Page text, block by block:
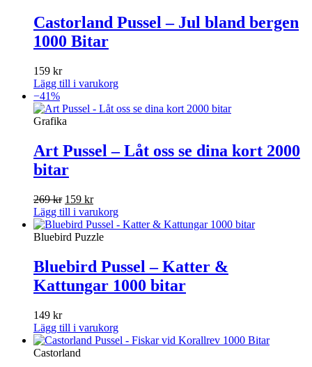
Castorland Pussel – Jul bland bergen
1000 Bitar
159 kr
Lägg till i varukorg
−41%
Grafika
Art Pussel – Låt oss se dina kort 2000
bitar
269kr Det
ursprungliga
priset
var:
159 krDet
nuvarande
priset
är:
Lägg till i varukorg
Bluebird Puzzle
Bluebird Pussel – Katter &
Kattungar 1000 bitar
149 kr
Lägg till i varukorg
Castorland